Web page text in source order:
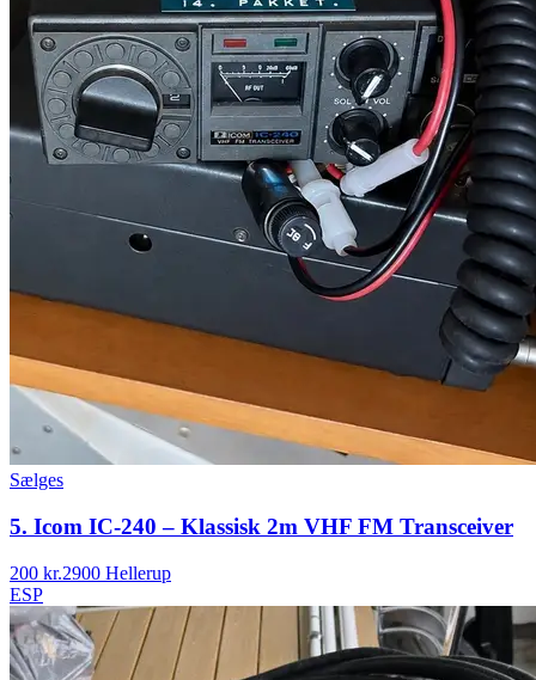
Sælges
5. Icom IC-240 – Klassisk 2m VHF FM Transceiver
200 kr.2900 Hellerup
ESP